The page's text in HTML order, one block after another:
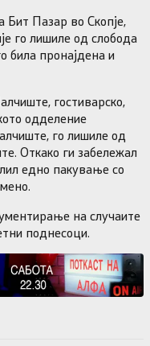
Бит Пазар во Скопје,
го лишиле од слобода
била пронајдена и
гостиварско,
одделение
го лишиле од
Откако ги забележал
едно пакување со
на случаите
поднесоци.